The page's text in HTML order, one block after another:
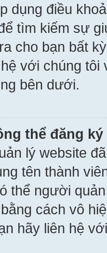
dụng điều
tìm kiếm sự
cho bạn bất
với chúng
bên dưới.
thể đăng
lý website
tên thành
thể người
cách vô
hãy liên hệ